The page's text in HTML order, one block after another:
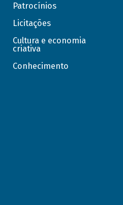
Patrocínios
Licitações
Cultura e economia
criativa
Conhecimento